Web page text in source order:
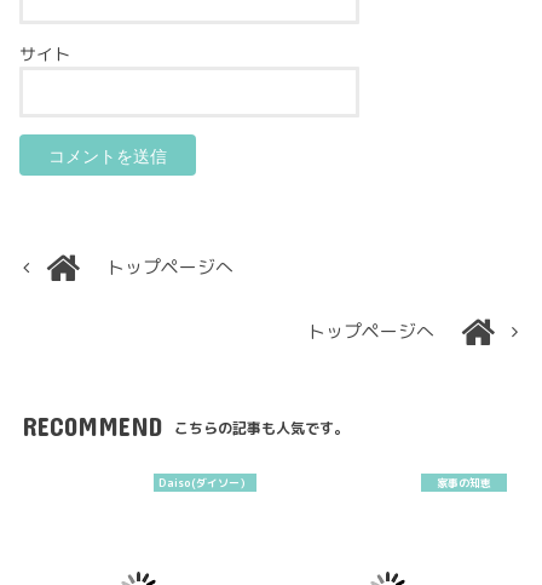
サイト
トップページへ
トップページへ
RECOMMEND こちらの記事も人気です。
Daiso(ダイソー） 家事の知恵